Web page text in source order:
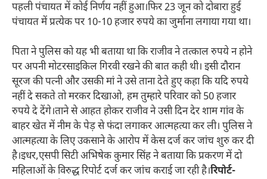
पहली पंचायत में कोई निर्णय नहीं हुआ।फिर 23 जून को दोबारा हुई
पंचायत में प्रत्येक पर 10-10 हजार रुपये का जुर्माना लगाया गया था।
पिता ने पुलिस को यह भी बताया था कि राजीव ने तत्काल रुपये न होने
पर अपनी मोटरसाइकिल गिरवी रखने की बात कही थी। इसी दौरान
सूरज की पत्नी और उसकी मां ने उसे ताना देते हुए कहा कि यदि रुपये
नहीं दे सकते तो मरकर दिखाओ, हम तुम्हारे परिवार को 50 हजार
रुपये दे देंगे।ताने से आहत होकर राजीव ने उसी दिन देर शाम गांव के
बाहर खेत में नीम के पेड़ से फंदा लगाकर आत्महत्या कर ली। पुलिस ने
आत्महत्या के लिए उकसाने के आरोप में केस दर्ज कर जांच शुरु कर दी
है।इधर,एसपी सिटी अभिषेक कुमार सिंह ने बताया कि प्रकरण में दो
महिलाओं के विरुद्ध रिपोर्ट दर्ज कर जांच कराई जा रही है।रिपोर्ट-